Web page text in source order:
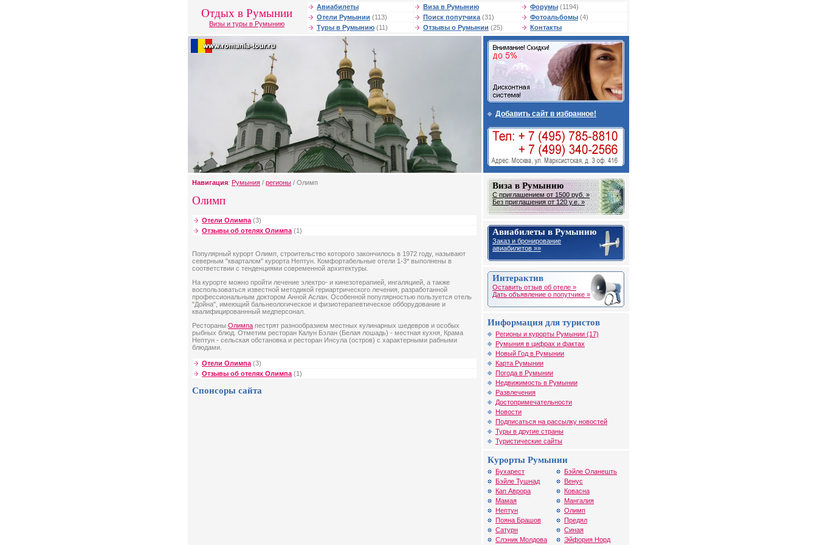
Отдых в Румынии
Визы и туры в Румынию
Авиабилеты Виза в Румынию Форумы (1194)
Отели Румынии (113) Поиск попутчика (31) Фотоальбомы (4)
Туры в Румынию (11) Отзывы о Румынии (25) Контакты
Добавить сайт в избранное!
Навигация: Румыния / регионы / Олимп
Олимп
Отели Олимпа(3)
Отзывы об отелях Олимпа(1)
Популярный курорт Олимп, строительство которого закончилось в 1972 году, называют
северным "кварталом" курорта Нептун. Комфортабельные отели 1-3* выполнены в
соответствии с тенденциями современной архитектуры.
На курорте можно пройти лечение электро- и кинезотерапией, ингаляцией, а также
воспользоваться известной методикой гериартрического лечения, разработанной
профессиональным доктором Анной Аслан. Особенной популярностью пользуется отель
"Дойна", имеющий бальнеологическое и физиотерапевтическое обборудование и
квалифицированнный медперсонал.
Рестораны Олимпа пестрят разнообразием местных кулинарных шедевров и особых
рыбных блюд. Отметим ресторан Калун Бэлан (Белая лошадь) - местная кухня, Крама
Нептун - сельская обстановка и ресторан Инсула (остров) с характерными рабными
блюдами.
Отели Олимпа(3)
Отзывы об отелях Олимпа(1)
Спонсоры сайта
Виза в Румынию
С приглашением от 1500 руб. »
Без приглашения от 120 у.е. »
Авиабилеты в Румынию
Заказ и бронирование
авиабилетов »»
Интерактив
Оставить отзыв об отеле »
Дать объявление о попутчике »
Информация для туристов
Регионы и курорты Румынии (17)
Румыния в цифрах и фактах
Новый Год в Румынии
Карта Румынии
Погода в Румынии
Недвижимость в Румынии
Развлечения
Достопримечательности
Новости
Подписаться на рассылку новостей
Туры в другие страны
Туристические сайты
Курорты Румынии
Бухарест
Бэйле Тушнад
Кап Аврора
Мамая
Нептун
Пояна Брашов
Сатурн
Слэник Молдова
Бэйле Оланешть
Венус
Ковасна
Мангалия
Олимп
Предял
Синая
Эйфория Норд